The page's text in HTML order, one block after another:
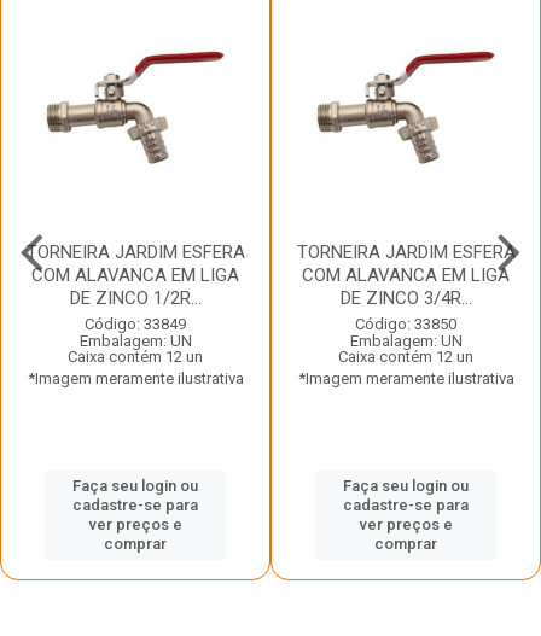
TORNEIRA JARDIM ESFERA
COM ALAVANCA EM LIGA
DE ZINCO 1/2R...
Código: 33849
Embalagem: UN
Caixa contém 12 un
*Imagem meramente ilustrativa
Faça seu login ou
cadastre-se para
ver preços e
comprar
TORNEIRA JARDIM ESFERA
COM ALAVANCA EM LIGA
DE ZINCO 3/4R...
Código: 33850
Embalagem: UN
Caixa contém 12 un
*Imagem meramente ilustrativa
Faça seu login ou
cadastre-se para
ver preços e
comprar